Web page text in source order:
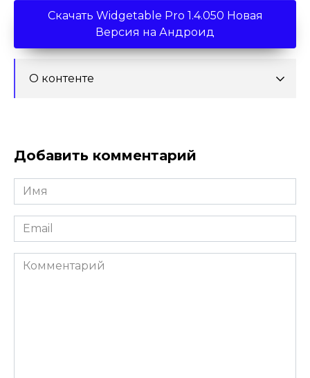
Скачать Widgetable Pro 1.4.050 Новая
Версия на Андроид
О контенте
Добавить комментарий
Имя
*
Email
*
Комментарий